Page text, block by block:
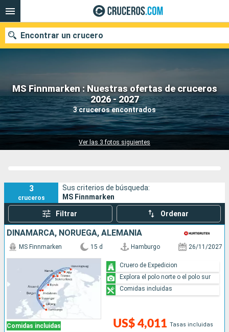
MS Finnmarken : Nuestras ofertas de cruceros
2026 - 2027
3 cruceros encontrados
Ver las 3 fotos siguientes
Encontrar un crucero
Nuestros destinos
Fecha de salida
3
cruceros
Sus criterios de búsqueda:
MS Finnmarken
Filtrar Ordenar
DINAMARCA, NORUEGA, ALEMANIA
Comidas incluidas
MS Finnmarken 15 d Hamburgo 26/11/2027
US$ 4,011 Tasas incluidas
Cruero de Expedicion
Explora el polo norte o el polo sur
Comidas incluidas